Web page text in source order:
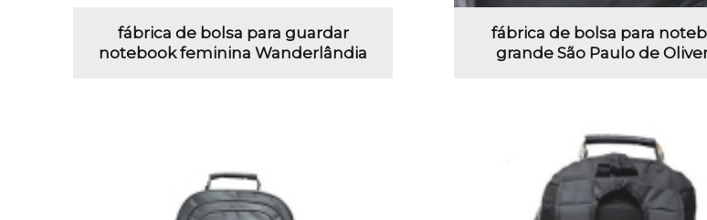
fábrica de bolsa para guardar
notebook feminina Wanderlândia
fábrica de bolsa para
grande São Paulo de